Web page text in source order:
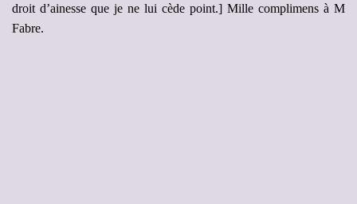
droit d’ainesse que je ne lui cède point.] Mille complimens à M
Fabre.